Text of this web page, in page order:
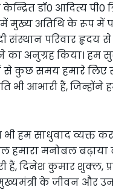
डॉ0 आदित्य पी0
मुख्य अतिथि के रूप में
संस्थान परिवार
अनुग्रह किया। हम
समय हमारे लिए
भी आभारी हैं,
भी हम साधुवाद व्यक्त
हमारा मनोबल बढ़ाया
हैं, दिनेश कुमार शुक्ल,
के जीवन और